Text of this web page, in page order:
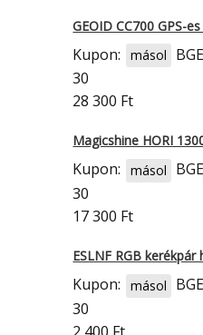
GEOID CC700 GPS-
Kupon: másol
30
28 300 Ft
Magicshine HORI
Kupon: másol
30
17 300 Ft
ESLNF RGB
Kupon: másol
30